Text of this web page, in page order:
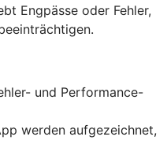
Engpässe oder Fehler,
und Performance-
werden aufgezeichnet,